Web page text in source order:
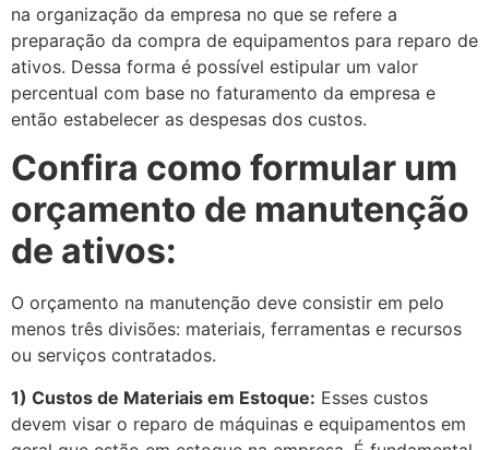
na organização da empresa no que se refere a
preparação da compra de equipamentos para reparo de
ativos. Dessa forma é possível estipular um valor
percentual com base no faturamento da empresa e
então estabelecer as despesas dos custos.
Confira como formular um
orçamento de manutenção
de ativos:
O orçamento na manutenção deve consistir em pelo
menos três divisões: materiais, ferramentas e recursos
ou serviços contratados.
1) Custos de Materiais em Estoque: Esses custos
devem visar o reparo de máquinas e equipamentos em